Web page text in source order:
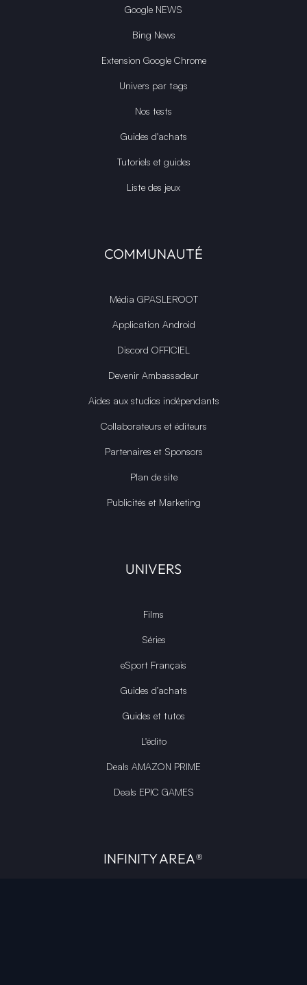
Google NEWS
Bing News
Extension Google Chrome
Univers par tags
Nos tests
Guides d'achats
Tutoriels et guides
Liste des jeux
COMMUNAUTÉ
Média GPASLEROOT
Application Android
Discord OFFICIEL
Devenir Ambassadeur
Aides aux studios indépendants
Collaborateurs et éditeurs
Partenaires et Sponsors
Plan de site
Publicités et Marketing
UNIVERS
Films
Séries
eSport Français
Guides d’achats
Guides et tutos
L'édito
Deals AMAZON PRIME
Deals EPIC GAMES
INFINITY AREA®